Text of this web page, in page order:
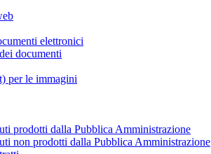
elettronici
documenti
per le immagini
prodotti dalla Pubblica Amministrazione
non prodotti dalla Pubblica Amministrazione